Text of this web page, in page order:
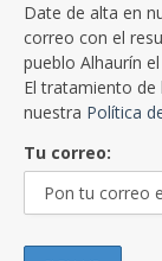
Date de alta en
correo con el
pueblo Alhaurín
El tratamiento
nuestra Política
Tu correo: